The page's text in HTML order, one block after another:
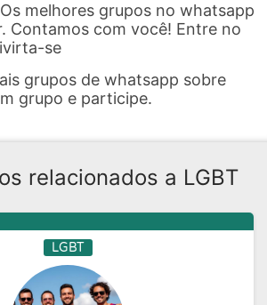
melhores grupos no whatsapp
Contamos com você! Entre no
se
grupos de whatsapp sobre
grupo e participe.
relacionados a LGBT
LGBT